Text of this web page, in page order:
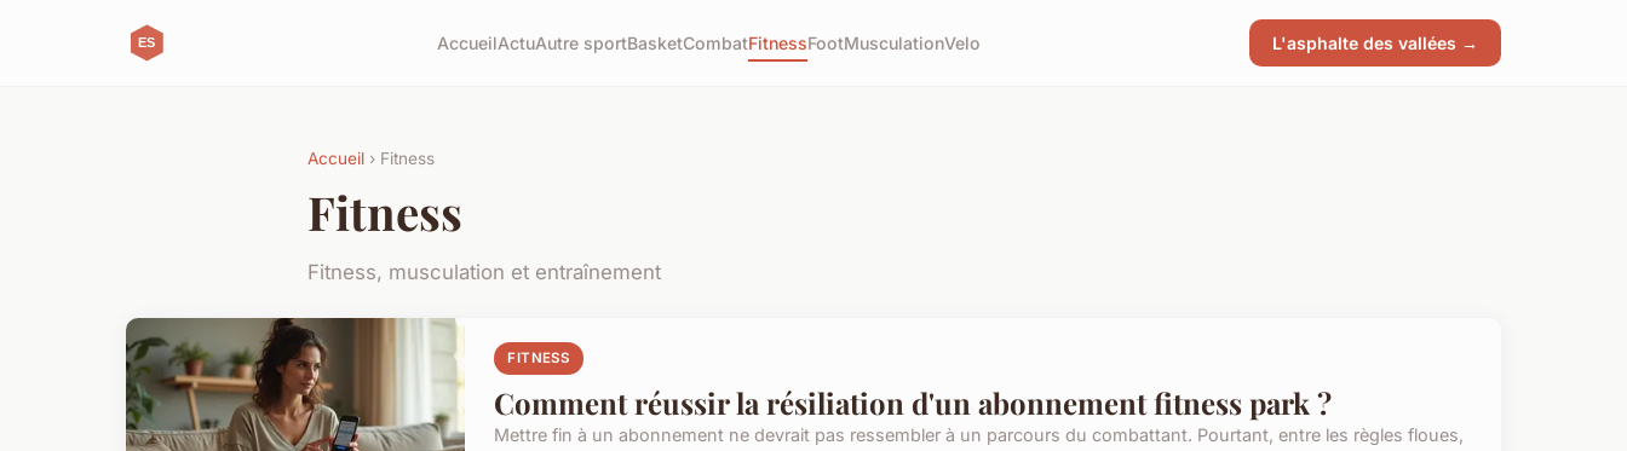
AccueilActuAutre sportBasketCombatFitnessFootMusculationVelo L'asphalte des vallées →
Accueil › Fitness
Fitness
Fitness, musculation et entraînement
FITNESS
Comment réussir la résiliation d'un abonnement fitness park ?
Mettre fin à un abonnement ne devrait pas ressembler à un parcours du combattant. Pourtant, entre les règles floues,